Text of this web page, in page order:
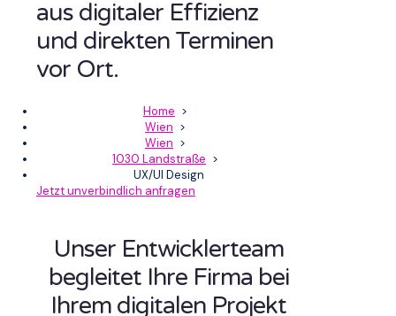
aus digitaler Effizienz
und direkten Terminen
vor Ort.
Home >
Wien >
Wien >
1030 Landstraße >
UX/UI Design
Jetzt unverbindlich anfragen
Unser Entwicklerteam
begleitet Ihre Firma bei
Ihrem digitalen Projekt